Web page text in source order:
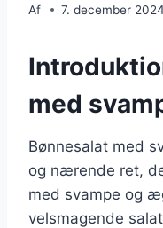
Af 7. december 2024
med
Bønnesalat med
og nærende ret,
med svampe og
velsmagende